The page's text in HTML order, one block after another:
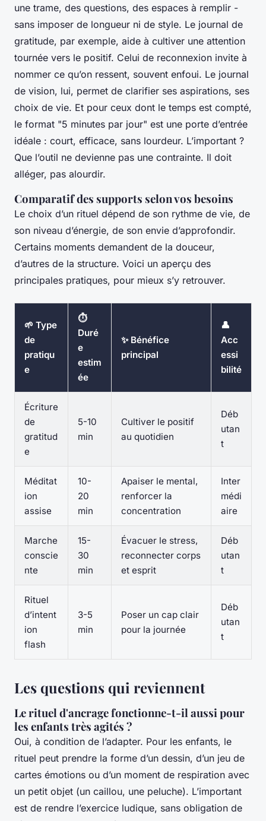
une trame, des questions, des espaces à remplir -
sans imposer de longueur ni de style. Le journal de
gratitude, par exemple, aide à cultiver une attention
tournée vers le positif. Celui de reconnexion invite à
nommer ce qu’on ressent, souvent enfoui. Le journal
de vision, lui, permet de clarifier ses aspirations, ses
choix de vie. Et pour ceux dont le temps est compté,
le format "5 minutes par jour" est une porte d’entrée
idéale : court, efficace, sans lourdeur. L’important ?
Que l’outil ne devienne pas une contrainte. Il doit
alléger, pas alourdir.
Comparatif des supports selon vos besoins
Le choix d’un rituel dépend de son rythme de vie, de
son niveau d’énergie, de son envie d’approfondir.
Certains moments demandent de la douceur,
d’autres de la structure. Voici un aperçu des
principales pratiques, pour mieux s’y retrouver.
🌱 Type
de
pratiqu
e
⏱
Duré
e
estim
ée
✨ Bénéfice
principal
👤
Acc
essi
bilité
Écriture
de
gratitud
e
5-10
min
Cultiver le positif
au quotidien
Déb
utan
t
Méditat
ion
assise
10-
20
min
Apaiser le mental,
renforcer la
concentration
Inter
médi
aire
Marche
conscie
nte
15-
30
min
Évacuer le stress,
reconnecter corps
et esprit
Déb
utan
t
Rituel
d’intent
ion
flash
3-5
min
Poser un cap clair
pour la journée
Déb
utan
t
Les questions qui reviennent
Le rituel d'ancrage fonctionne-t-il aussi pour
les enfants très agités ?
Oui, à condition de l’adapter. Pour les enfants, le
rituel peut prendre la forme d’un dessin, d’un jeu de
cartes émotions ou d’un moment de respiration avec
un petit objet (un caillou, une peluche). L’important
est de rendre l’exercice ludique, sans obligation de